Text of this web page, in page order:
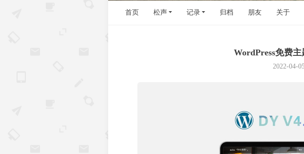
首页 松声 记录 归档 朋友 关于
WordPress免费
2022-04-